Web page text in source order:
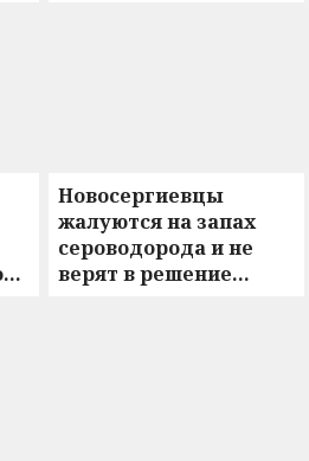
Новосергиевцы
жалуются на запах
сероводорода и не
верят в решение